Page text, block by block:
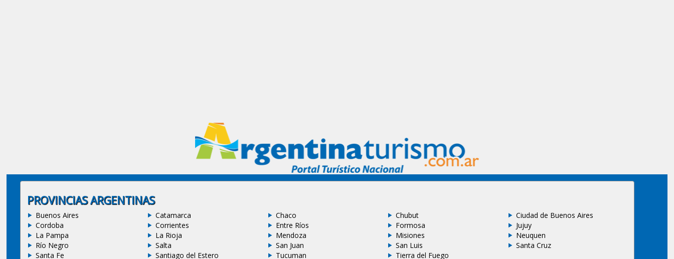
PROVINCIAS ARGENTINAS
Buenos Aires Catamarca Chaco Chubut
Ciudad de Buenos Aires
Cordoba
Corrientes Entre Ríos Formosa
Jujuy
La Pampa
La Rioja Mendoza Misiones
Neuquen
Río Negro
Salta San Juan San Luis
Santa Cruz
Santa Fe
Santiago del Estero Tucuman Tierra del Fuego